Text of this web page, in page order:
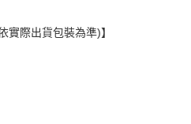
以上免運費
以上免運費
實際出貨包裝為準)】